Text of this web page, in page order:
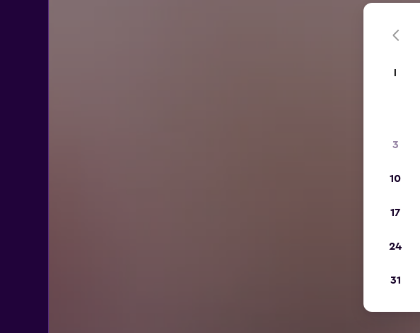
3
10
17
24
31